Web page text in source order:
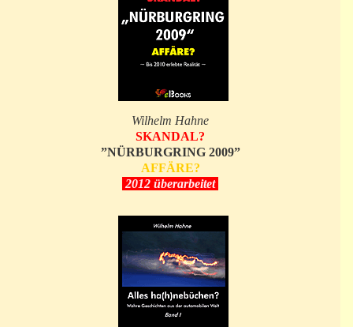
Wilhelm Hahne
SKANDAL?
”NÜRBURGRING 2009”
AFFÄRE?
2012 überarbeitet